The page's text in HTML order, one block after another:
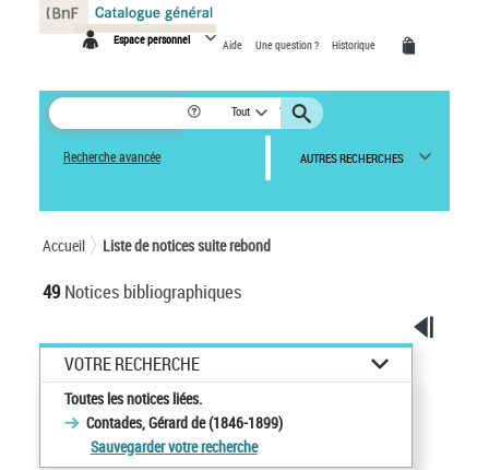
Espace personnel Aide Une question ? Historique
Tout
Recherche avancée AUTRES RECHERCHES
Accueil Liste de notices suite rebond
49Notices bibliographiques
VOTRE RECHERCHE
Toutes les notices liées.
Contades, Gérard de (1846-1899)
Sauvegarder votre recherche
Panneau de gestion des cookies